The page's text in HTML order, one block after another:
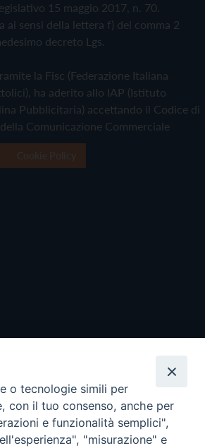
15 maggio 2017, n. 70.
ai sensi della lettera f) del comma 2
decreto Lgs.
la Fisc (Federazione Italiana
ha aderito allo IAP (Istituto
Pubblicitaria) accettando il Codice di
Comunicazione Commerciale
o tecnologie simili per
con il tuo consenso, anche per
e funzionalità semplici",
"misurazione" e